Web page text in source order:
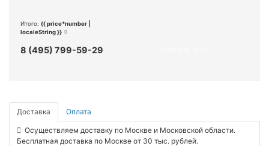
Итого: {{ price*number |
localeString }}
8 (495) 799-59-29
Доставка Оплата
Осуществляем доставку по Москве и Московской области.
Бесплатная доставка по Москве от 30 тыс. рублей.